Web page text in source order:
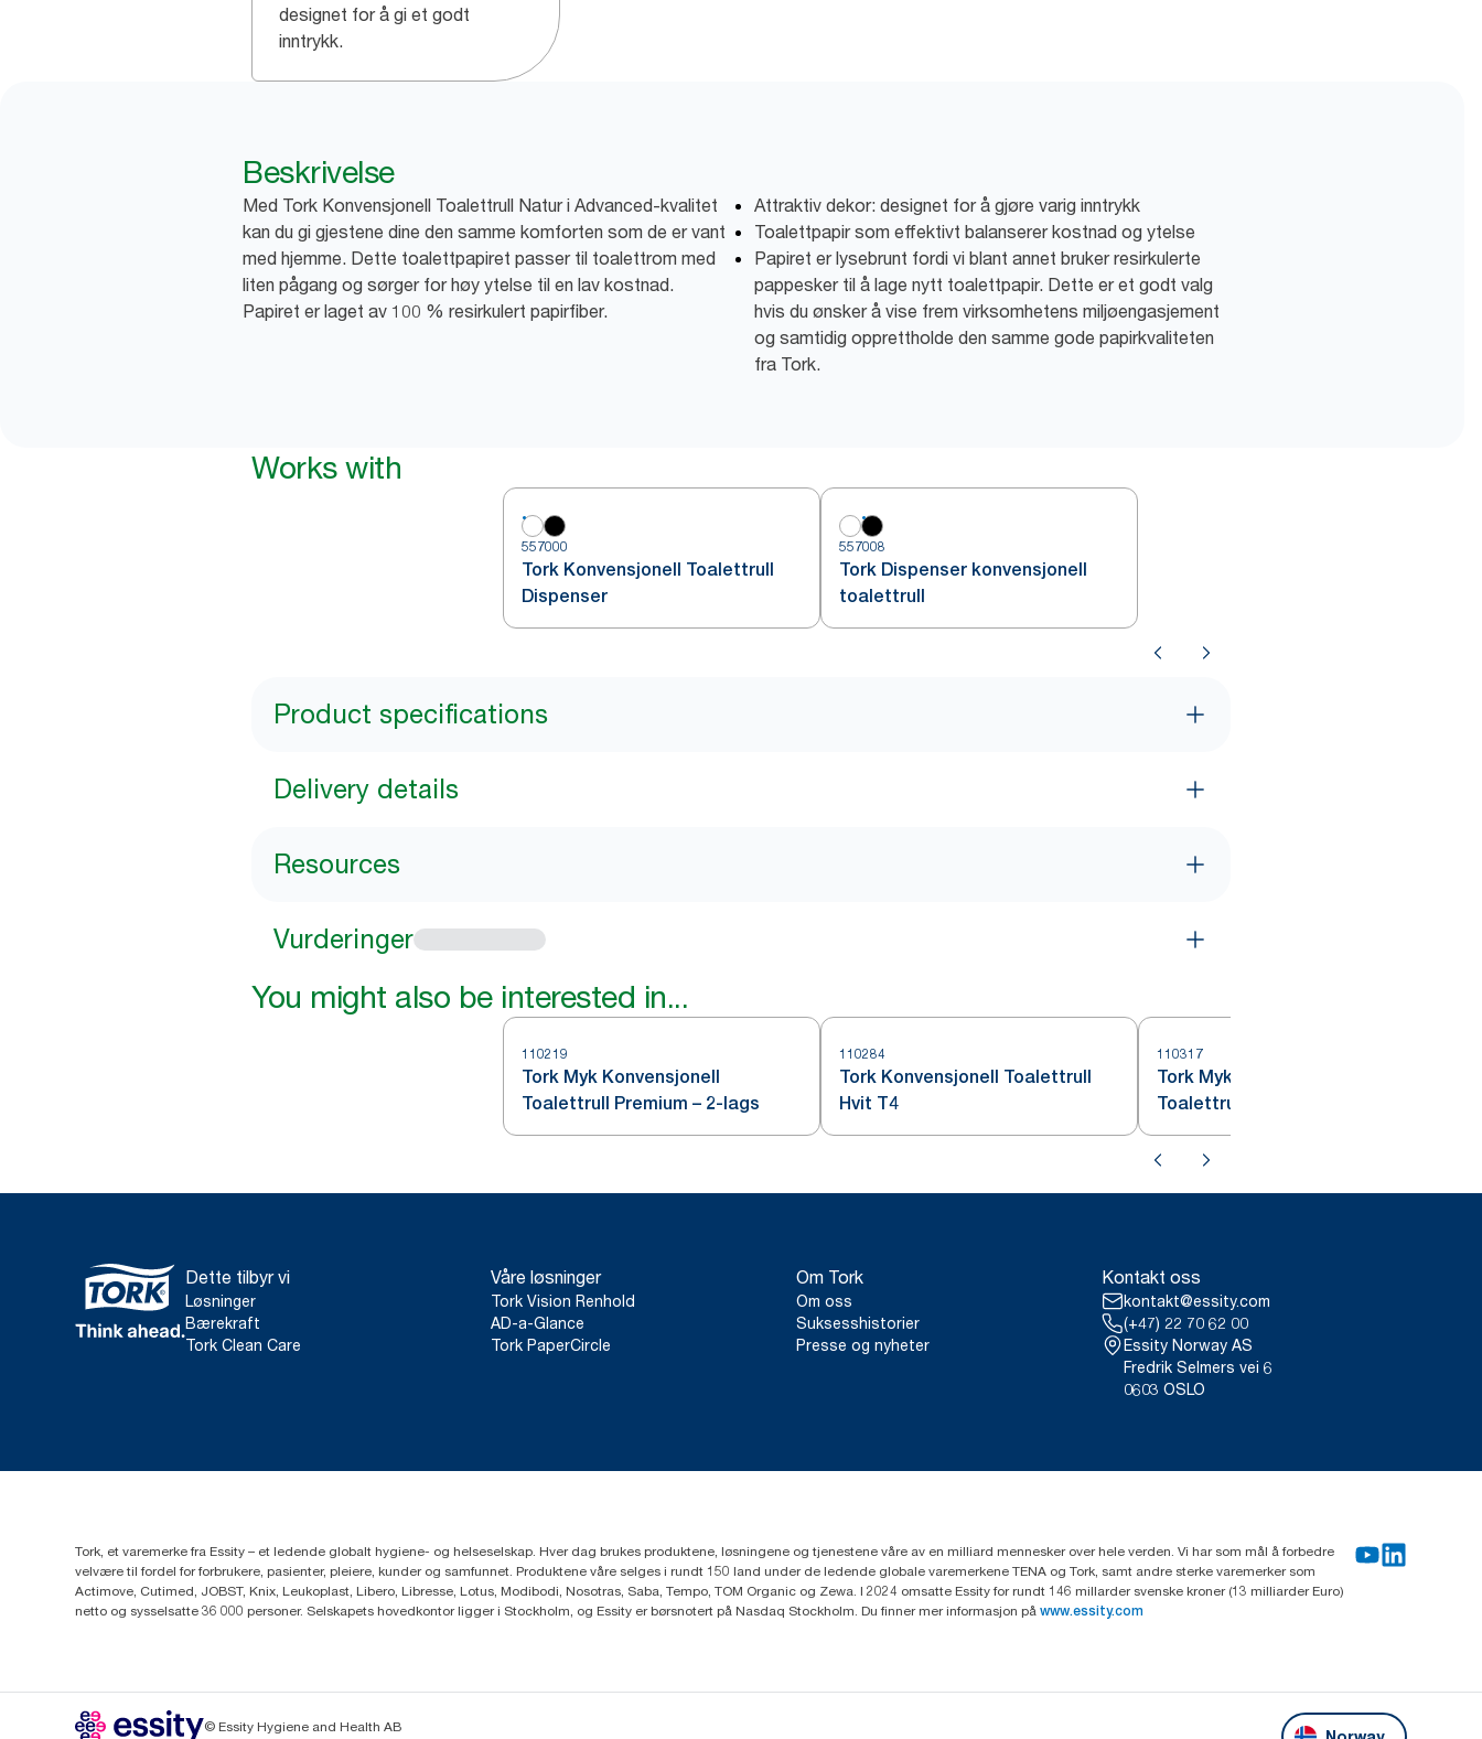
designet for å gi et godt
inntrykk.
Beskrivelse
Med Tork Konvensjonell Toalettrull Natur i Advanced-kvalitet
kan du gi gjestene dine den samme komforten som de er vant
med hjemme. Dette toalettpapiret passer til toalettrom med
liten pågang og sørger for høy ytelse til en lav kostnad.
Papiret er laget av 100 % resirkulert papirfiber.
Attraktiv dekor: designet for å gjøre varig inntrykk
Toalettpapir som effektivt balanserer kostnad og ytelse
Papiret er lysebrunt fordi vi blant annet bruker resirkulerte
pappesker til å lage nytt toalettpapir. Dette er et godt valg
hvis du ønsker å vise frem virksomhetens miljøengasjement
og samtidig opprettholde den samme gode papirkvaliteten
fra Tork.
Works with
557000
Tork Konvensjonell Toalettrull
Dispenser
557008
Tork Dispenser konvensjonell
toalettrull
Product specifications
Delivery details
Resources
Vurderinger
You might also be interested in...
110219
Tork Myk Konvensjonell
Toalettrull Premium – 2-lags
110284
Tork Konvensjonell Toalettrull
Hvit T4
110317
Tork Myk Konvensjonell
Toalettrull Hvit T4
Dette tilbyr vi
Løsninger
Bærekraft
Tork Clean Care
Våre løsninger
Tork Vision Renhold
AD-a-Glance
Tork PaperCircle
Om Tork
Om oss
Suksesshistorier
Presse og nyheter
Kontakt oss
kontakt@essity.com
(+47) 22 70 62 00
Essity Norway AS
Fredrik Selmers vei 6
0603 OSLO
Tork, et varemerke fra Essity – et ledende globalt hygiene- og helseselskap. Hver dag brukes produktene, løsningene og tjenestene våre av en milliard mennesker over hele verden. Vi har som mål å forbedre
velvære til fordel for forbrukere, pasienter, pleiere, kunder og samfunnet. Produktene våre selges i rundt 150 land under de ledende globale varemerkene TENA og Tork, samt andre sterke varemerker som
Actimove, Cutimed, JOBST, Knix, Leukoplast, Libero, Libresse, Lotus, Modibodi, Nosotras, Saba, Tempo, TOM Organic og Zewa. I 2024 omsatte Essity for rundt 146 millarder svenske kroner (13 milliarder Euro)
netto og sysselsatte 36 000 personer. Selskapets hovedkontor ligger i Stockholm, og Essity er børsnotert på Nasdaq Stockholm. Du finner mer informasjon på www.essity.com
© Essity Hygiene and Health AB